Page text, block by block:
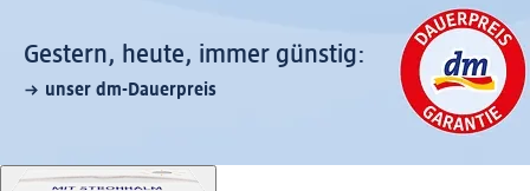
Gestern, heute, immer günstig:
unser dm-Dauerpreis